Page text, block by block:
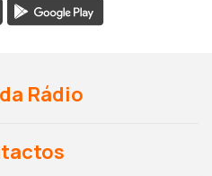
Rádio